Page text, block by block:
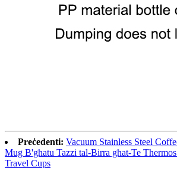
Preċedenti: Vacuum Stainless Steel
Mug B'għatu Tazzi tal-Birra għat-Te
Travel Cups